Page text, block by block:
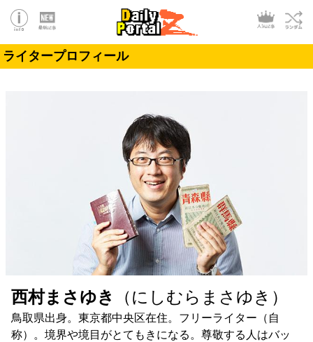
ライタープロフィール
西村まさゆき （にしむらまさゆき）
鳥取県出身。東京都中央区在住。フリーライター（自
称）。境界や境目がとてもきになる。尊敬する人はバッ